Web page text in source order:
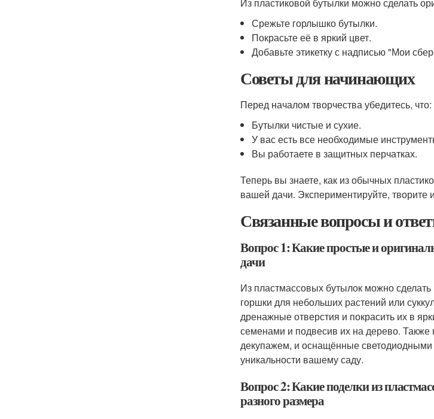
Срежьте горлышко бутылки.
Покрасьте её в яркий цвет.
Добавьте этикетку с надписью "Мои
Советы для начинающих
Перед началом творчества убедитесь, что:
Бутылки чистые и сухие.
У вас есть все необходимые
Вы работаете в защитных перчатках.
Теперь вы знаете, как из обычных
вашей дачи. Экспериментируйте, творите
Связанные вопросы и
Вопрос 1: Какие простые и
дачи
Из пластмассовых бутылок можно
горшки для небольших растений или
дренажные отверстия и покрасить их в
семенами и подвесив их на дерево.
декупажем, и оснащённые
уникальности вашему саду.
Вопрос 2: Какие поделки из
разного размера